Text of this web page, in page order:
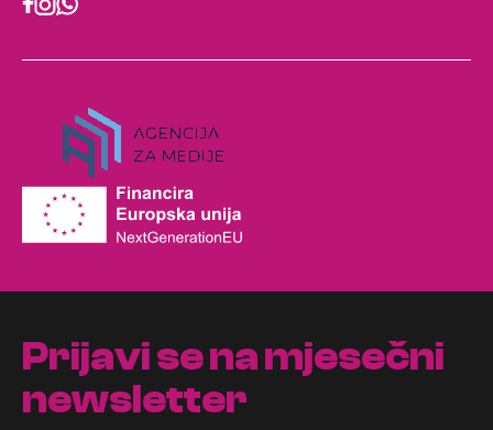
Prijavi se na mjesečni
newsletter